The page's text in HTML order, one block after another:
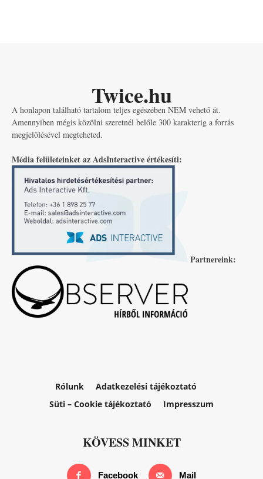
Twice.hu
A honlapon található tartalom teljes egészében NEM vehető át.
Amennyiben mégis közölni szeretnél belőle 300 karakterig a forrás
megjelölésével megteheted.
Média felületeinket az AdsInteractive értékesíti:
Partnereink:
Rólunk
Adatkezelési tájékoztató
Süti – Cookie tájékoztató
Impresszum
KÖVESS MINKET
Facebook Mail